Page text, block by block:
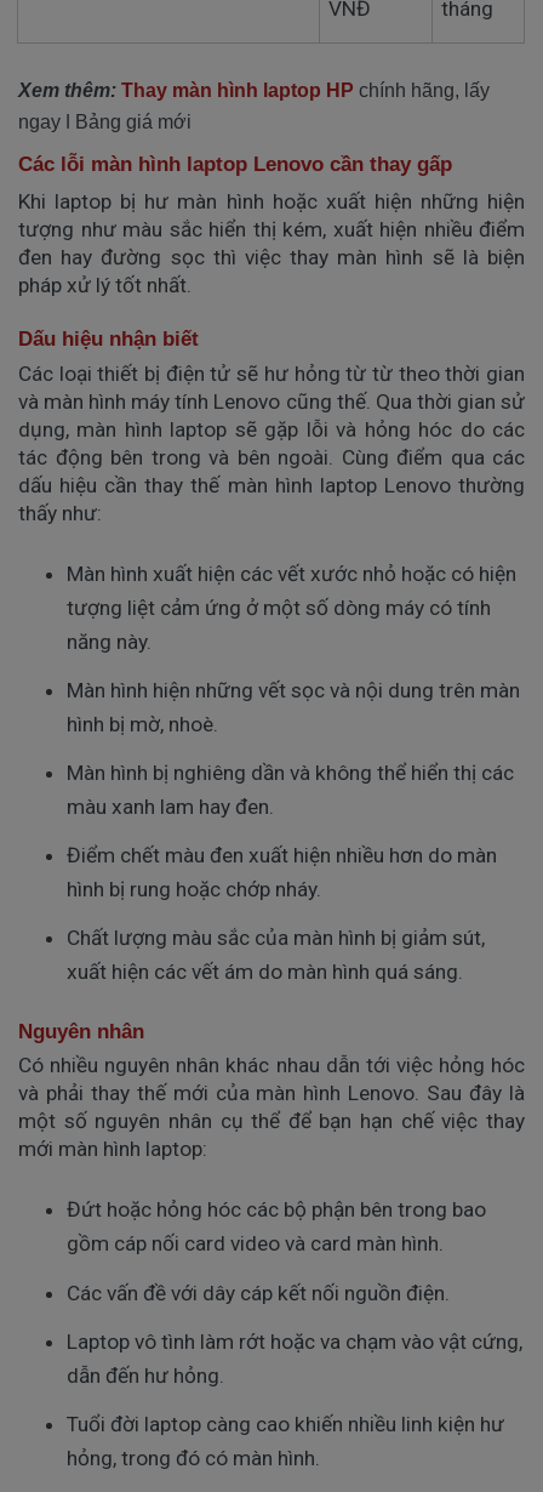
VNĐ tháng
Xem thêm: Thay màn hình laptop HP chính hãng, lấy
ngay ǀ Bảng giá mới
Các lỗi màn hình laptop Lenovo cần thay gấp
Khi laptop bị hư màn hình hoặc xuất hiện những hiện
tượng như màu sắc hiển thị kém, xuất hiện nhiều điểm
đen hay đường sọc thì việc thay màn hình sẽ là biện
pháp xử lý tốt nhất.
Dấu hiệu nhận biết
Các loại thiết bị điện tử sẽ hư hỏng từ từ theo thời gian
và màn hình máy tính Lenovo cũng thế. Qua thời gian sử
dụng, màn hình laptop sẽ gặp lỗi và hỏng hóc do các
tác động bên trong và bên ngoài. Cùng điểm qua các
dấu hiệu cần thay thế màn hình laptop Lenovo thường
thấy như:
Màn hình xuất hiện các vết xước nhỏ hoặc có hiện
tượng liệt cảm ứng ở một số dòng máy có tính
năng này.
Màn hình hiện những vết sọc và nội dung trên màn
hình bị mờ, nhoè.
Màn hình bị nghiêng dần và không thể hiển thị các
màu xanh lam hay đen.
Điểm chết màu đen xuất hiện nhiều hơn do màn
hình bị rung hoặc chớp nháy.
Chất lượng màu sắc của màn hình bị giảm sút,
xuất hiện các vết ám do màn hình quá sáng.
Nguyên nhân
Có nhiều nguyên nhân khác nhau dẫn tới việc hỏng hóc
và phải thay thế mới của màn hình Lenovo. Sau đây là
một số nguyên nhân cụ thể để bạn hạn chế việc thay
mới màn hình laptop:
Đứt hoặc hỏng hóc các bộ phận bên trong bao
gồm cáp nối card video và card màn hình.
Các vấn đề với dây cáp kết nối nguồn điện.
Laptop vô tình làm rớt hoặc va chạm vào vật cứng,
dẫn đến hư hỏng.
Tuổi đời laptop càng cao khiến nhiều linh kiện hư
hỏng, trong đó có màn hình.